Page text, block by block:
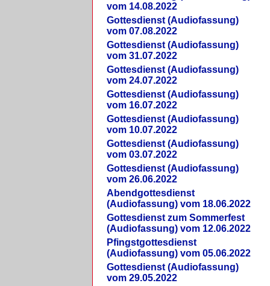
vom 14.08.2022
Gottesdienst (Audiofassung)
vom 07.08.2022
Gottesdienst (Audiofassung)
vom 31.07.2022
Gottesdienst (Audiofassung)
vom 24.07.2022
Gottesdienst (Audiofassung)
vom 16.07.2022
Gottesdienst (Audiofassung)
vom 10.07.2022
Gottesdienst (Audiofassung)
vom 03.07.2022
Gottesdienst (Audiofassung)
vom 26.06.2022
Abendgottesdienst
(Audiofassung) vom 18.06.2022
Gottesdienst zum Sommerfest
(Audiofassung) vom 12.06.2022
Pfingstgottesdienst
(Audiofassung) vom 05.06.2022
Gottesdienst (Audiofassung)
vom 29.05.2022